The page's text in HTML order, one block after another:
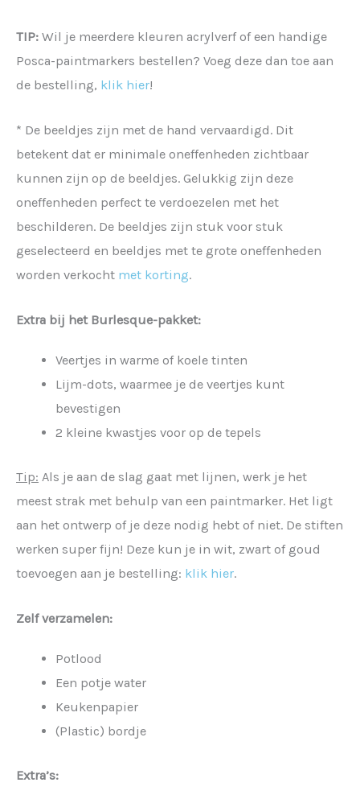
TIP: Wil je meerdere kleuren acrylverf of een handige
Posca-paintmarkers bestellen? Voeg deze dan toe aan
de bestelling, klik hier!
* De beeldjes zijn met de hand vervaardigd. Dit
betekent dat er minimale oneffenheden zichtbaar
kunnen zijn op de beeldjes. Gelukkig zijn deze
oneffenheden perfect te verdoezelen met het
beschilderen. De beeldjes zijn stuk voor stuk
geselecteerd en beeldjes met te grote oneffenheden
worden verkocht met korting.
Extra bij het Burlesque-pakket:
Veertjes in warme of koele tinten
Lijm-dots, waarmee je de veertjes kunt
bevestigen
2 kleine kwastjes voor op de tepels
Tip: Als je aan de slag gaat met lijnen, werk je het
meest strak met behulp van een paintmarker. Het ligt
aan het ontwerp of je deze nodig hebt of niet. De stiften
werken super fijn! Deze kun je in wit, zwart of goud
toevoegen aan je bestelling: klik hier.
Zelf verzamelen:
Potlood
Een potje water
Keukenpapier
(Plastic) bordje
Extra’s: